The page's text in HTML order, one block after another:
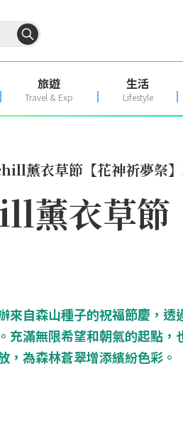
旅遊
Travel & Exp
生活
Lifestyle
薰衣草節【花神祈夢祭
薰衣草節
來自森山種子的祝福節慶，
充滿無限希望和朝氣的起點
，為森林蒼翠增添繽紛色彩。